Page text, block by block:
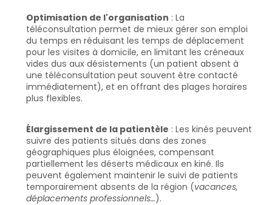
Optimisation de l'organisation : La
téléconsultation permet de mieux gérer son emploi
du temps en réduisant les temps de déplacement
pour les visites à domicile, en limitant les créneaux
vides dus aux désistements (un patient absent à
une téléconsultation peut souvent être contacté
immédiatement), et en offrant des plages horaires
plus flexibles.
Élargissement de la patientèle : Les kinés peuvent
suivre des patients situés dans des zones
géographiques plus éloignées, compensant
partiellement les déserts médicaux en kiné. Ils
peuvent également maintenir le suivi de patients
temporairement absents de la région (vacances,
déplacements professionnels…).